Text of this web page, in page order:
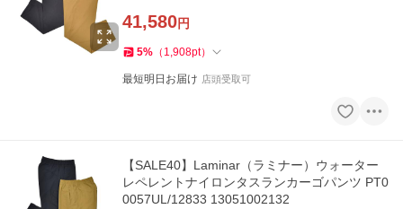
41,580円
5% （ 1,908pt）
最短明日お届け 店頭受取可
【SALE40】Laminar（ラミナー）ウォーター
レペレントナイロンタスランカーゴパンツ PT0
0057UL/12833 13051002132